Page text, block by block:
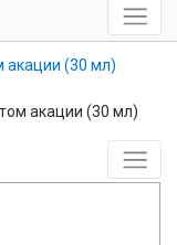
акации (30 мл)
акации (30 мл)